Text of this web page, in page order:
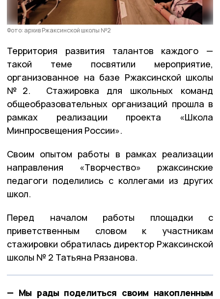
Фото: архив Ржаксинской школы №2
Территория развития талантов каждого —
такой теме посвятили мероприятие,
организованное на базе Ржаксинской школы
№2. Стажировка для школьных команд
общеобразовательных организаций прошла в
рамках реализации проекта «Школа
Минпросвещения России».
Своим опытом работы в рамках реализации
направления «Творчество» ржаксинские
педагоги поделились с коллегами из других
школ.
Перед началом работы площадки с
приветственным словом к участникам
стажировки обратилась директор Ржаксинской
школы № 2 Татьяна Рязанова.
— Мы рады поделиться своим накопленным